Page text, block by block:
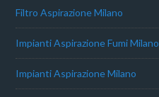
Filtro Aspirazione Milano
Impianti Aspirazione Fumi Milano
Impianti Aspirazione Milano